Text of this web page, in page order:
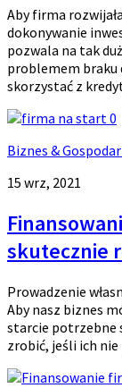
Aby firma
dokonywanie
pozwala na tak
problemem braku
skorzystać z
0
Biznes &
15 wrz, 2021
skutecznie
Prowadzenie
Aby nasz biznes
starcie potrzebne
zrobić, jeśli ich nie